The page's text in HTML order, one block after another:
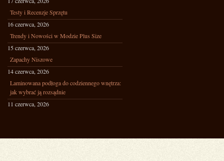
Testy i Recenzje Sprzętu
16 czerwca, 2026
Trendy i Nowości w Modzie Plus Size
15 czerwca, 2026
Zapachy Niszowe
14 czerwca, 2026
Laminowana podłoga do codziennego wnętrza:
jak wybrać ją rozsądnie
11 czerwca, 2026